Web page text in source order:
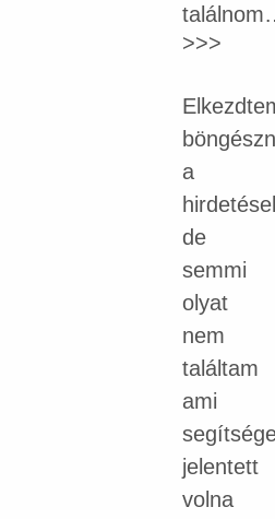
>>>
a
de
semmi
olyat
nem
találtam
ami
jelentett
volna